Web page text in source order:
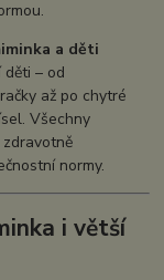
a děti
– od
až po chytré
Všechny
normy.
i větší